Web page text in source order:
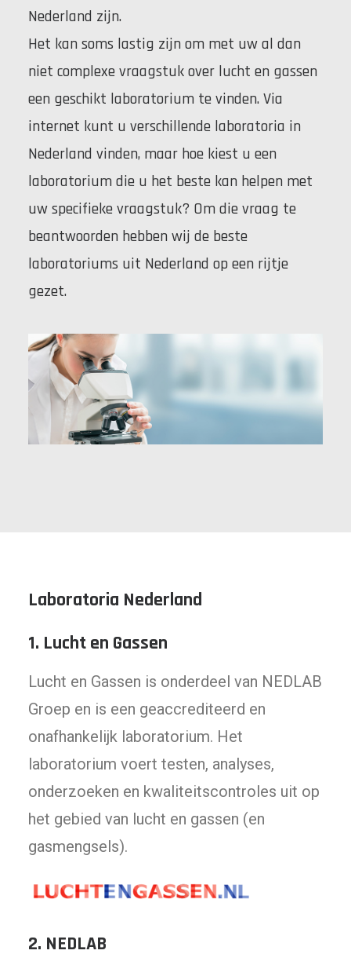
Nederland zijn.
Het kan soms lastig zijn om met uw al dan
niet complexe vraagstuk over lucht en gassen
een geschikt laboratorium te vinden. Via
internet kunt u verschillende laboratoria in
Nederland vinden, maar hoe kiest u een
laboratorium die u het beste kan helpen met
uw specifieke vraagstuk? Om die vraag te
beantwoorden hebben wij de beste
laboratoriums uit Nederland op een rijtje
gezet.
Laboratoria Nederland
1. Lucht en Gassen
Lucht en Gassen is onderdeel van NEDLAB
Groep en is een geaccrediteerd en
onafhankelijk laboratorium. Het
laboratorium voert testen, analyses,
onderzoeken en kwaliteitscontroles uit op
het gebied van lucht en gassen (en
gasmengsels).
2. NEDLAB